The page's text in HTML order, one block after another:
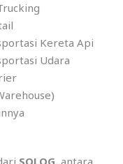
Kereta Api
Udara
SOLOG, antara